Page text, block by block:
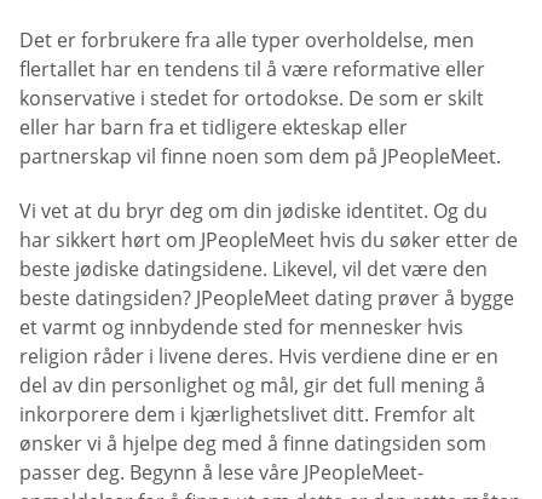
Det er forbrukere fra alle typer overholdelse, men
flertallet har en tendens til å være reformative eller
konservative i stedet for ortodokse. De som er skilt
eller har barn fra et tidligere ekteskap eller
partnerskap vil finne noen som dem på JPeopleMeet.
Vi vet at du bryr deg om din jødiske identitet. Og du
har sikkert hørt om JPeopleMeet hvis du søker etter de
beste jødiske datingsidene. Likevel, vil det være den
beste datingsiden? JPeopleMeet dating prøver å bygge
et varmt og innbydende sted for mennesker hvis
religion råder i livene deres. Hvis verdiene dine er en
del av din personlighet og mål, gir det full mening å
inkorporere dem i kjærlighetslivet ditt. Fremfor alt
ønsker vi å hjelpe deg med å finne datingsiden som
passer deg. Begynn å lese våre JPeopleMeet-